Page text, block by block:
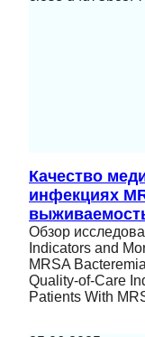
Качество
инфекциях
Обзор
Indicators and
MRSA
Quality-of-Care
Patients With